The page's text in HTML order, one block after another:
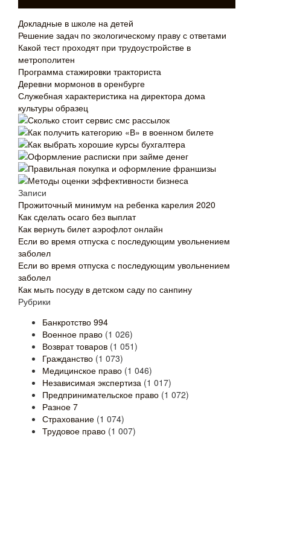
Докладные в школе на детей
Решение задач по экологическому праву с ответами
Какой тест проходят при трудоустройстве в
метрополитен
Программа стажировки тракториста
Деревни мормонов в оренбурге
Служебная характеристика на директора дома
культуры образец
Сколько стоит сервис смс рассылок
Как получить категорию «В» в военном билете
Как выбрать хорошие курсы бухгалтера
Оформление расписки при займе денег
Правильная покупка и оформление франшизы
Методы оценки эффективности бизнеса
Записи
Прожиточный минимум на ребенка карелия 2020
Как сделать осаго без выплат
Как вернуть билет аэрофлот онлайн
Если во время отпуска с последующим увольнением
заболел
Если во время отпуска с последующим увольнением
заболел
Как мыть посуду в детском саду по санпину
Рубрики
Банкротство 994
Военное право (1 026)
Возврат товаров (1 051)
Гражданство (1 073)
Медицинское право (1 046)
Независимая экспертиза (1 017)
Предпринимательское право (1 072)
Разное 7
Страхование (1 074)
Трудовое право (1 007)